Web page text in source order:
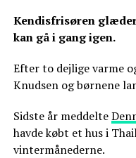
Kendisfrisøren
kan gå i gang igen.
Efter to dejlige varme
Knudsen og børnene
Sidste år meddelte
havde købt et hus i
vintermånederne.